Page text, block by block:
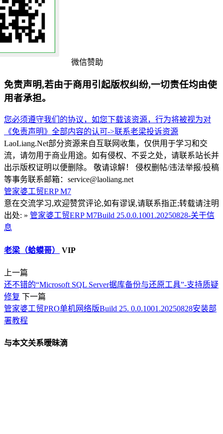
微信赞助
免责声明,若由于商用引起版权纠纷,一切责任均由使
用者承担。
您必须遵守我们的协议，如您下载该资源，行为将被视为对
《免责声明》全部内容的认可->联系老梁投诉资源
LaoLiang.Net部分资源来自互联网收集，仅供用于学习和交
流，请勿用于商业用途。如有侵权、不妥之处，请联系站长并
出示版权证明以便删除。 敬请谅解！ 侵权删帖/违法举报/投稿
等事务联系邮箱：service@laoliang.net
管家婆工贸ERP M7
意在交流学习,欢迎赞赏评论,如有谬误,请联系指正;转载请注明
出处: » 管家婆工贸ERP M7Build 25.0.0.1001.20250828-关于信
息
老梁（蛤蟆哥） VIP
上一篇
还不错的“Microsoft SQL Server据库备份与还原工具”-支持质疑
修复 下一篇
管家婆工贸PRO单机网络版Build 25. 0.0.1001.20250828安装部
署教程
与本文关系暧昧滴